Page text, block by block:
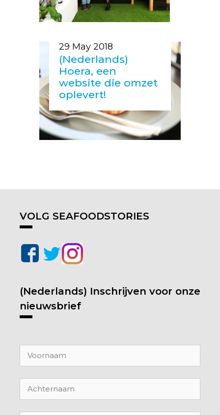
29 May 2018
(Nederlands)
Hoera, een
website die omzet
oplevert!
VOLG SEAFOODSTORIES
(Nederlands) Inschrijven voor onze
nieuwsbrief